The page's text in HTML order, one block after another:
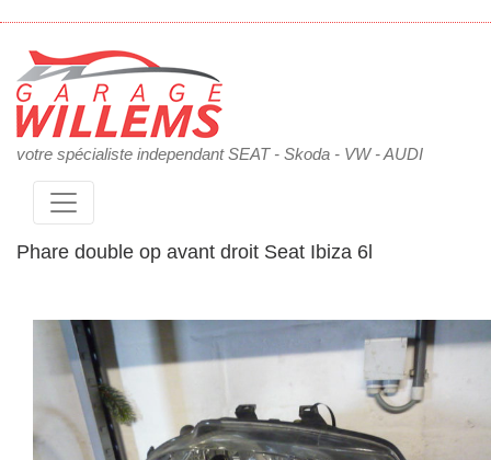
votre spécialiste independant SEAT - Skoda - VW - AUDI
Phare double op avant droit Seat Ibiza 6l